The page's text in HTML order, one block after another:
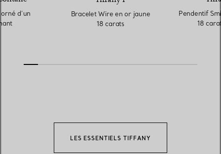
d’un
Bracelet Wire en or jaune
18 carats
Pendentif
18
LES ESSENTIELS TIFFANY